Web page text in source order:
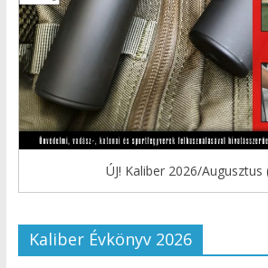
ÚJ! Kaliber 2026/Augusztus
Kaliber Évkönyv 2026